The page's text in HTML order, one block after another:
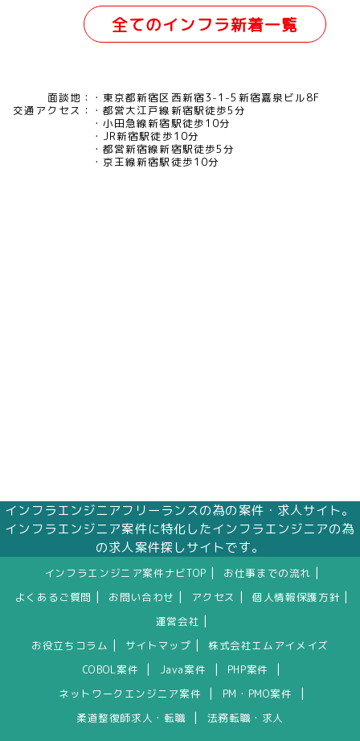
全てのインフラ新着一覧
面談地：
東京都新宿区西新宿3-1-5新宿嘉泉ビル8F
交通アクセス：
都営大江戸線新宿駅徒歩5分
小田急線新宿駅徒歩10分
JR新宿駅徒歩10分
都営新宿線新宿駅徒歩5分
京王線新宿駅徒歩10分
インフラエンジニアフリーランスの為の案件・求人サイト。
インフラエンジニア案件に特化したインフラエンジニアの為
の求人案件探しサイトです。
インフラエンジニア案件ナビTOP お仕事までの流れ
よくあるご質問 お問い合わせ アクセス 個人情報保護方針
運営会社
お役立ちコラム サイトマップ
株式会社エムアイメイズ
COBOL案件
Java案件 PHP案件
ネットワークエンジニア案件 PM・PMO案件
柔道整復師求人・転職 法務転職・求人